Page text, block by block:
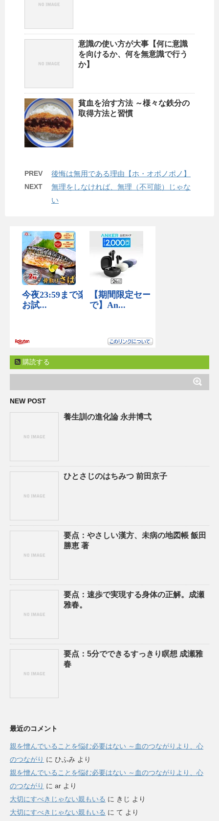
意識の使い方が大事【何に意識
を向けるか、何を無意識で行う
か】
貧血を治す方法 ～様々な鉄分の
取得方法と習慣
PREV 後悔は無用である理由【ホ・オポノポノ】
NEXT
無理をしなければ、無理（不可能）じゃな
い
購読する
NEW POST
養生訓の進化論 永井博弌
ひとさじのはちみつ 前田京子
要点：やさしい漢方、未病の地図帳 飯田
勝恵 著
要点：速歩で実現する身体の正解。成瀬
雅春。
要点：5分でできるすっきり瞑想 成瀬雅
春
最近のコメント
親を憎んでいることを悩む必要はない ～血のつながりより、心
のつながり に ひふみ より
親を憎んでいることを悩む必要はない ～血のつながりより、心
のつながり に ar より
大切にすべきじゃない親もいる に きじ より
大切にすべきじゃない親もいる に て より